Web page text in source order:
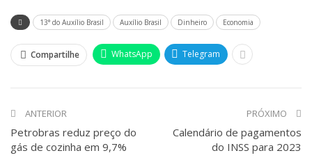
13° do Auxílio Brasil Auxílio Brasil Dinheiro Economia
Compartilhe WhatsApp Telegram
ANTERIOR
Petrobras reduz preço do
gás de cozinha em 9,7%
PRÓXIMO
Calendário de pagamentos
do INSS para 2023